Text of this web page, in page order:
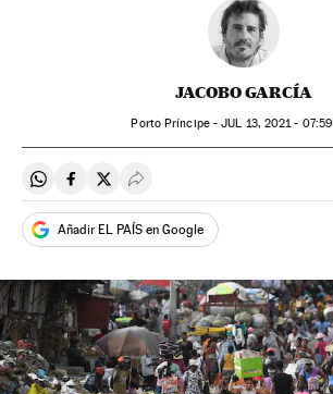
JACOBO GARCÍA
Porto Príncipe -JUL 13, 2021 - 07:59
Compartir en Whatsapp
Compartir en Facebook
Compartir en Twitter
Desplegar Redes Sociales
Añadir EL PAÍS en Google